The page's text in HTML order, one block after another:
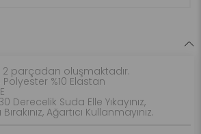
2 parçadan oluşmaktadır.
Polyester %10 Elastan
Derecelik Suda Elle Yıkayınız,
Ağartıcı Kullanmayınız.